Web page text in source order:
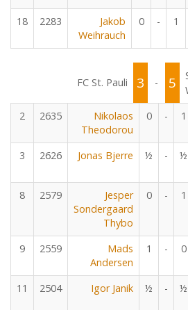
18 2283
Jakob
Weihrauch
0 - 1
FC St. Pauli 3 - 5
2
2635
Nikolaos
Theodorou
0 - 1
3 2626 Jonas Bjerre ½ - ½
8 2579
Jesper
Sondergaard
Thybo
0 - 1
9 2559
Mads
Andersen
1 - 0
11 2504 Igor Janik ½ - ½